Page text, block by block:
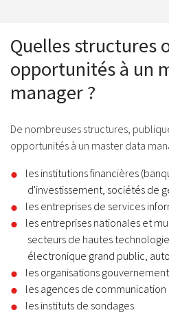
Quelles structures
opportunités à un
manager ?
De nombreuses structures,
opportunités à un master data
les institutions financières
d'investissement, sociétés de
les entreprises de services
les entreprises nationales et
secteurs de hautes
électronique grand public,
les organisations
les agences de
les instituts de sondages